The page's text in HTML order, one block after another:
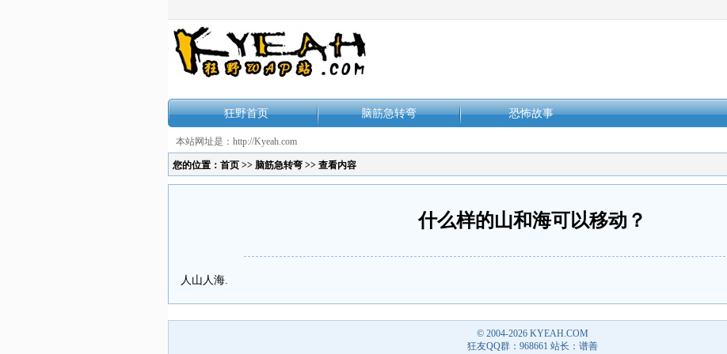
狂野首页 脑筋急转弯 恐怖故事
本站网址是：http://Kyeah.com
您的位置： 首页 >> 脑筋急转弯 >> 查看内容
什么样的山和海可以移动？
人山人海.
© 2004-2026 KYEAH.COM
狂友QQ群：968661 站长：谱善